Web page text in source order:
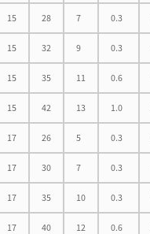
15 28 7 0.3
15 32 9 0.3
15 35 11 0.6
15 42 13 1.0
17 26 5 0.3
17 30 7 0.3
17 35 10 0.3
17 40 12 0.6